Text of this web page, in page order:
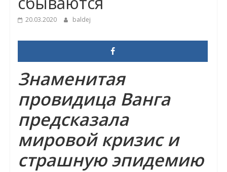
20.03.2020 baldej
Знаменитая
провидица Ванга
предсказала
мировой кризис и
страшную эпидемию